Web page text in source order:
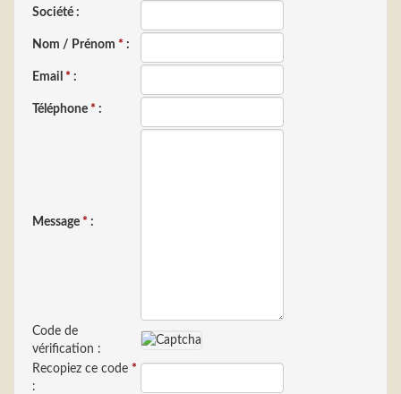
Société :
Nom / Prénom * :
Email * :
Téléphone * :
Message * :
Code de
vérification :
Recopiez ce code *
: